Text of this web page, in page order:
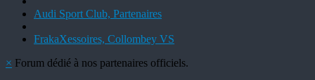
Audi Sport Club, Partenaires
FrakaXessoires, Collombey VS
× Forum dédié à nos partenaires officiels.